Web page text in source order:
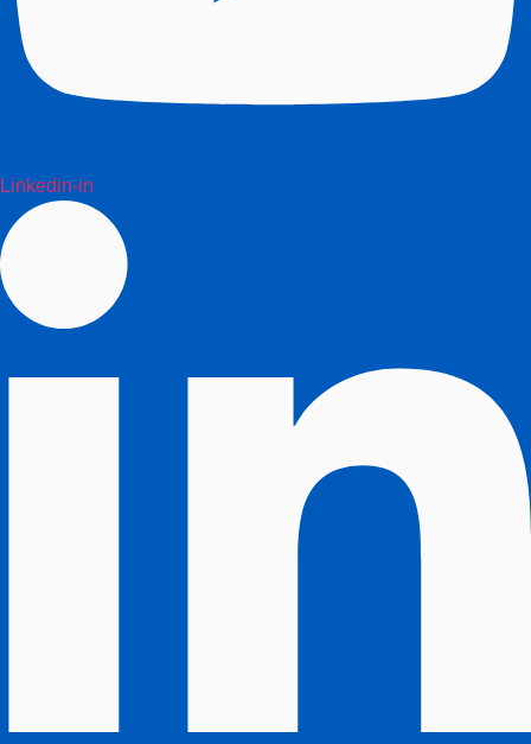
Linkedin-in